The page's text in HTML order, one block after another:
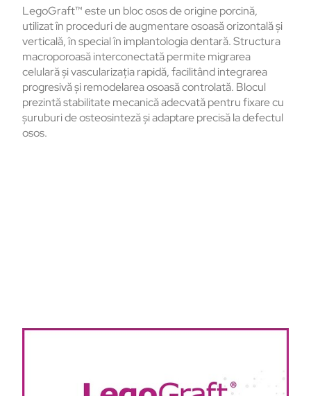
LegoGraft™ este un bloc osos de origine porcină,
utilizat în proceduri de augmentare osoasă orizontală și
verticală, în special în implantologia dentară.Structura
macroporoasă interconectată permite migrarea
celulară și vascularizația rapidă, facilitând integrarea
progresivă și remodelarea osoasă controlată. Blocul
prezintă stabilitate mecanică adecvată pentru fixare cu
șuruburi de osteosinteză și adaptare precisă la defectul
osos.